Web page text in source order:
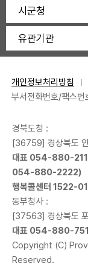
시군청
유관기관
개인정보처리방침
부서전화번호/팩스번
경북도청 :
[36759] 경상북도
대표 054-880-
054-880-2222)
행복콜센터 1522-
동부청사 :
[37563] 경상북도
대표 054-880-
Copyright (C)
Reserved.